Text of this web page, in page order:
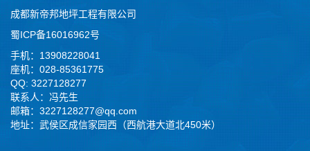
成都新帝邦地坪工程有限公司
蜀ICP备16016962号
手机：13908228041
座机：028-85361775
QQ: 3227128277
联系人：冯先生
邮箱：3227128277@qq.com
地址：武侯区成信家园西（西航港大道北450米）